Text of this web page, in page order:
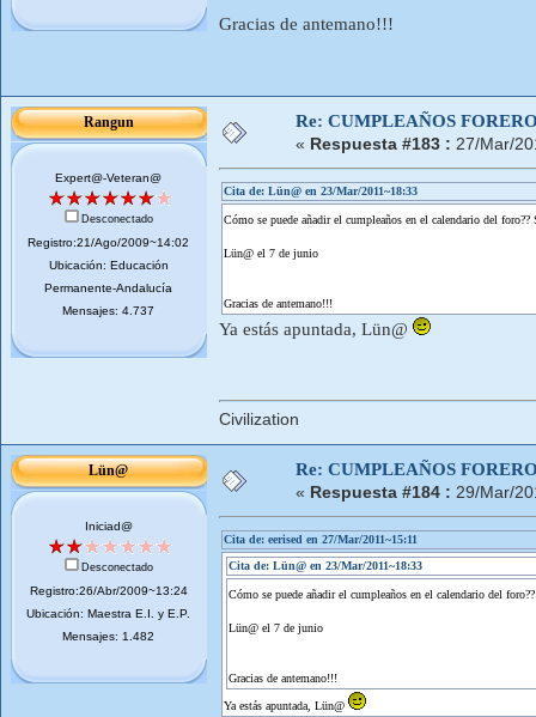
Gracias de antemano!!!
Rangun
Expert@-Veteran@
Desconectado
Registro:21/Ago/2009~14:02
Ubicación: Educación
Permanente-Andalucía
Mensajes: 4.737
Re: CUMPLEAÑOS
« Respuesta #183 : 27/Mar/
Cita de: Lün@ en 23/Mar/2011~18:33
Cómo se puede añadir el cumpleaños en el calendario del
Lün@ el 7 de junio
Gracias de antemano!!!
Ya estás apuntada, Lün@
Civilization
Lün@
Iniciad@
Desconectado
Registro:26/Abr/2009~13:24
Ubicación: Maestra E.I. y E.P.
Mensajes: 1.482
Re: CUMPLEAÑOS
« Respuesta #184 : 29/Mar/
Cita de: eerised en 27/Mar/2011~15:11
Cita de: Lün@ en 23/Mar/2011~18:33
Cómo se puede añadir el cumpleaños en el calendario del
Lün@ el 7 de junio
Gracias de antemano!!!
Ya estás apuntada, Lün@